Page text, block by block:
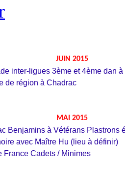
JUIN 2015
inter-ligues 3ème et 4ème dan
de région à Chadrac
MAI 2015
Benjamins à Vétérans Plastrons
avec Maître Hu (lieu à définir)
France Cadets / Minimes